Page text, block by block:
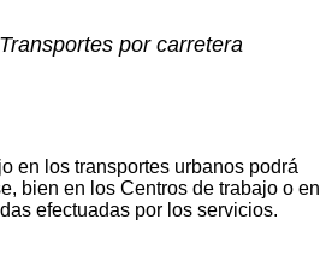
por carretera
en los transportes urbanos podrá
bien en los Centros de trabajo o en
efectuadas por los servicios.